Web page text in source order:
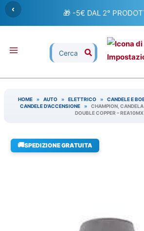
Vai
contenuto
‹ 🎁 -5€ DAL 2°
Ricerca
per:
HOME » AUTO » ELETTRICO » CANDELE E
CANDELE D'ACCENSIONE
»
CHAMPION,
DOUBLE COPPER – REA10MX
🚚SPEDIZIONE GRATUITA